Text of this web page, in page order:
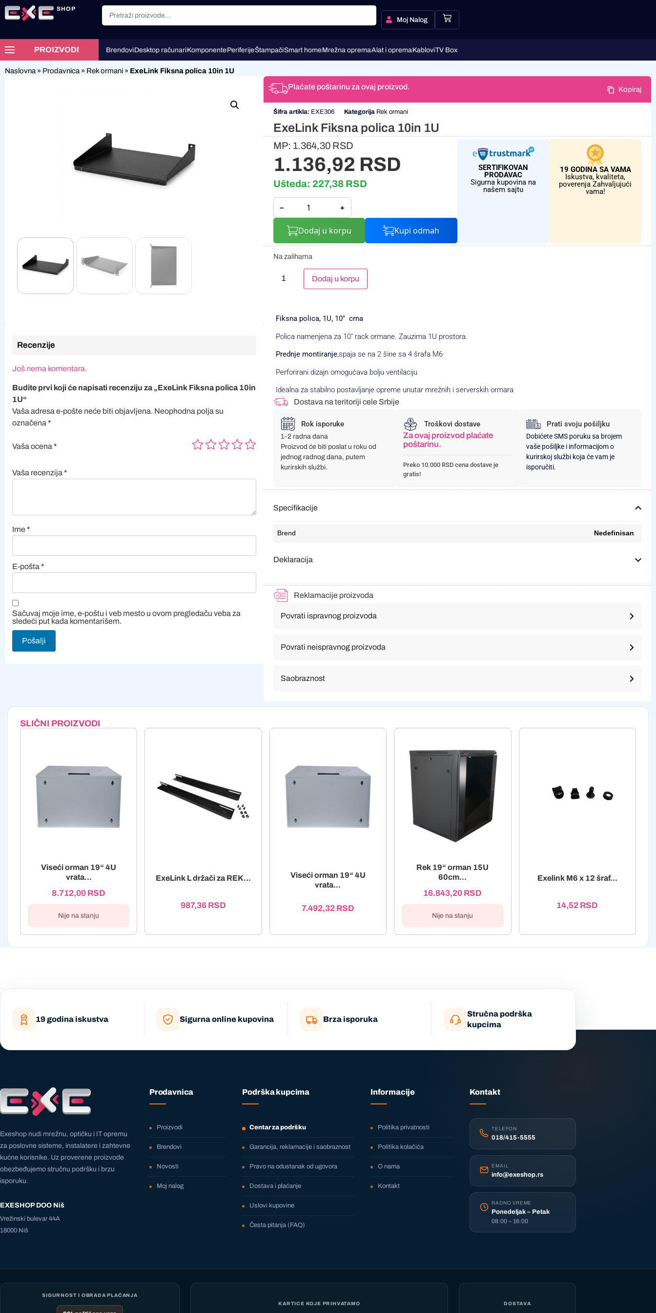
SHOP
Moj Nalog
PROIZVODI BrendoviDesktop računariKomponentePeriferijeŠtampačiSmart homeMrežna opremaAlat i opremaKabloviTV Box
Naslovna » Prodavnica » Rek ormani » ExeLink Fiksna polica 10in 1U
Recenzije
Još nema komentara.
Budite prvi koji će napisati recenziju za „ExeLink Fiksna polica 10in
1U“
Vaša adresa e-pošte neće biti objavljena. Neophodna polja su
označena *
Vaša ocena *
Vaša recenzija *
Ime*
E-pošta *
Sačuvaj moje ime, e-poštu i veb mesto u ovom pregledaču veba za
sledeći put kada komentarišem.
Plaćate poštarinu za ovaj proizvod. Kopiraj
Šifra artikla: EXE306 Kategorija Rek ormani
ExeLink Fiksna polica 10in 1U
MP: 1.364,30 RSD
1.136,92 RSD
Ušteda: 227,38 RSD
− +
Dodaj u korpu Kupi odmah
SERTIFIKOVAN
PRODAVAC
Sigurna kupovina na
našem sajtu
19 GODINA SA VAMA
Iskustva, kvaliteta,
poverenja Zahvaljujući
vama!
Na zalihama
Dodaj u korpu
Fiksna polica, 1U, 10″ crna
Polica namenjena za 10″ rack ormane. Zauzima 1U prostora.
Prednje montiranje,spaja se na 2 šine sa 4 šrafa M6
Perforirani dizajn omogućava bolju ventilaciju
Idealna za stabilno postavljanje opreme unutar mrežnih i serverskih ormara
Dostava na teritoriji cele Srbije
Rok isporuke
1-2 radna dana
Proizvod će biti poslat u roku od
jednog radnog dana, putem
kurirskih službi.
Troškovi dostave
Za ovaj proizvod plaćate
poštarinu.
Preko 10.000 RSD cena dostave je
gratis!
Prati svoju pošiljku
Dobićete SMS poruku sa brojem
vaše pošiljke i informacijom o
kurirskoj službi koja će vam je
isporučiti.
Specifikacije
Brend Nedefinisan
Deklaracija
Reklamacije proizvoda
Povrati ispravnog proizvoda
Povrati neispravnog proizvoda
Saobraznost
SLIČNI PROIZVODI
Viseći orman 19“ 4U
vrata...
8.712,00 RSD
Nije na stanju
ExeLink L držači za REK...
987,36 RSD
Viseći orman 19“ 4U
vrata...
7.492,32 RSD
Rek 19“ orman 15U
60cm...
16.843,20 RSD
Nije na stanju
Exelink M6 x 12 šraf...
14,52 RSD
19 godina iskustva Sigurna online kupovina Brza isporuka
Stručna podrška
kupcima
Exeshop nudi mrežnu, optičku i IT opremu
za poslovne sisteme, instalatere i zahtevne
kućne korisnike. Uz proverene proizvode
obezbeđujemo stručnu podršku i brzu
isporuku.
EXESHOP DOO Niš
Vrežinski bulevar 44A
18000 Niš
Prodavnica
Proizvodi
Brendovi
Novosti
Moj nalog
Podrška kupcima
Centar za podršku
Garancija, reklamacije i saobraznost
Pravo na odustanak od ugovora
Dostava i plaćanje
Uslovi kupovine
Česta pitanja (FAQ)
Informacije
Politika privatnosti
Politika kolačića
O nama
Kontakt
Kontakt
TELEFON
018/415-5555
EMAIL
info@exeshop.rs
RADNO VREME
Ponedeljak – Petak
08:00 – 16:00
SIGURNOST I OBRADA PLAĆANJA
KARTICE KOJE PRIHVATAMO DOSTAVA